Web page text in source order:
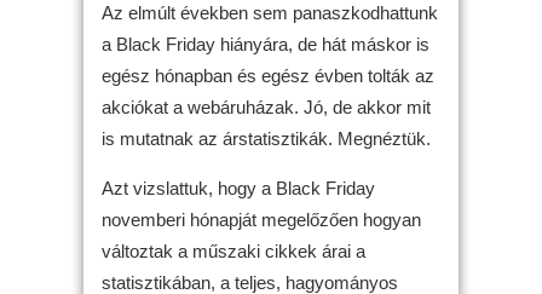
Az elmúlt években sem panaszkodhattunk
a Black Friday hiányára, de hát máskor is
egész hónapban és egész évben tolták az
akciókat a webáruházak. Jó, de akkor mit
is mutatnak az árstatisztikák. Megnéztük.
Azt vizslattuk, hogy a Black Friday
novemberi hónapját megelőzően hogyan
változtak a műszaki cikkek árai a
statisztikában, a teljes, hagyományos